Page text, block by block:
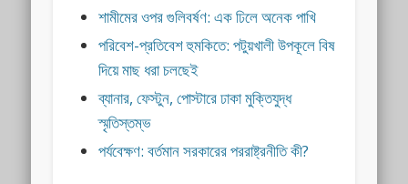
শামীমের ওপর গুলিবর্ষণ: এক ঢিলে অনেক পাখি
পরিবেশ-প্রতিবেশ হুমকিতে: পটুয়খালী উপকূলে বিষ
দিয়ে মাছ ধরা চলছেই
ব্যানার, ফেস্টুন, পোস্টারে ঢাকা মুক্তিযুদ্ধ
স্মৃতিস্তম্ভ
পর্যবেক্ষণ: বর্তমান সরকারের পররাষ্ট্রনীতি কী?